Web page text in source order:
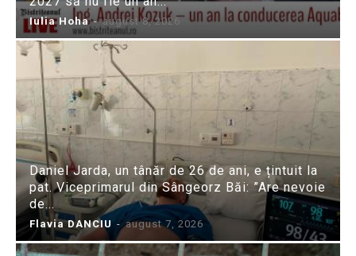
Iulia Hoha - august 8, 2026
Daniel Jarda, un tânăr de 26 de ani, e țintuit la
pat. Viceprimarul din Sângeorz Băi: ”Are nevoie
de...
Flavia DANCIU - august 7, 2026